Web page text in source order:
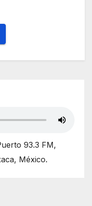
93.3 FM,
México.